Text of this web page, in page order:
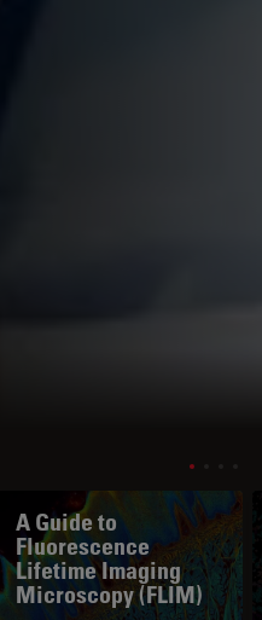
A Guide to
Fluorescence
Lifetime Imaging
Microscopy (FLIM)